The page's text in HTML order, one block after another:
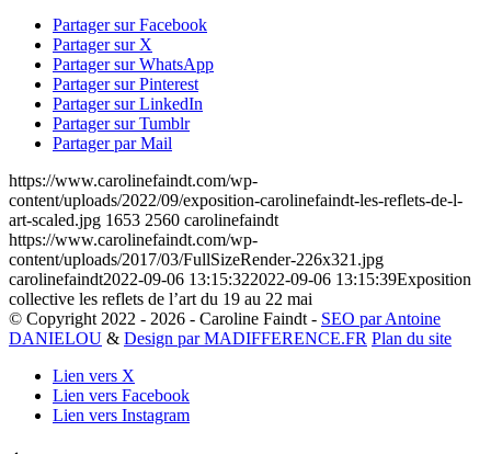
Partager sur Facebook
Partager sur X
Partager sur WhatsApp
Partager sur Pinterest
Partager sur LinkedIn
Partager sur Tumblr
Partager par Mail
https://www.carolinefaindt.com/wp-
content/uploads/2022/09/exposition-carolinefaindt-les-reflets-de-l-
art-scaled.jpg 1653 2560 carolinefaindt
https://www.carolinefaindt.com/wp-
content/uploads/2017/03/FullSizeRender-226x321.jpg
carolinefaindt2022-09-06 13:15:322022-09-06 13:15:39Exposition
collective les reflets de l’art du 19 au 22 mai
© Copyright 2022 - 2026 - Caroline Faindt - SEO par Antoine
DANIELOU & Design par MADIFFERENCE.FR Plan du site
Lien vers X
Lien vers Facebook
Lien vers Instagram